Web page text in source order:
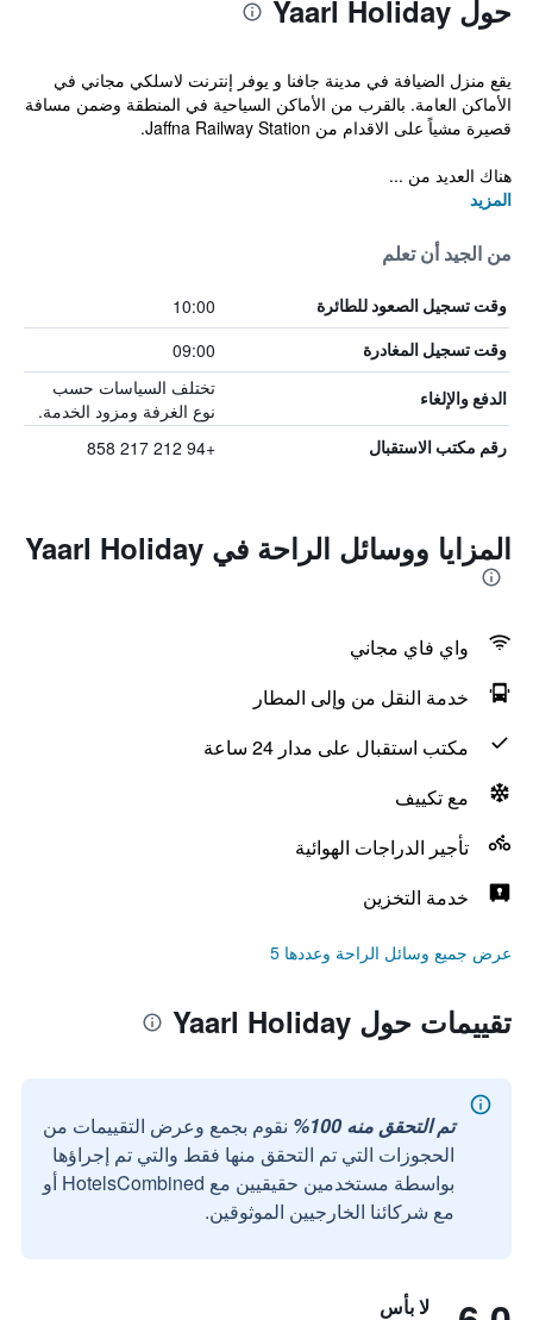
حول Yaarl Holiday
يقع منزل الضيافة في مدينة جافنا و يوفر إنترنت لاسلكي مجاني في
الأماكن العامة. بالقرب من الأماكن السياحية في المنطقة وضمن مسافة
قصيرة مشياً على الاقدام من Jaffna Railway Station.
هناك العديد من ...
المزيد
من الجيد أن تعلم
وقت تسجيل الصعود للطائرة 10:00
وقت تسجيل المغادرة 09:00
الدفع والإلغاء
تختلف السياسات حسب
نوع الغرفة ومزود الخدمة.
رقم مكتب الاستقبال +94 212 217 858
المزايا ووسائل الراحة في Yaarl Holiday
واي فاي مجاني
خدمة النقل من وإلى المطار
مكتب استقبال على مدار 24 ساعة
مع تكييف
تأجير الدراجات الهوائية
خدمة التخزين
عرض جميع وسائل الراحة وعددها 5
تقييمات حول Yaarl Holiday
تم التحقق منه 100%
نقوم بجمع وعرض التقييمات من
الحجوزات التي تم التحقق منها فقط والتي تم إجراؤها
بواسطة مستخدمين حقيقيين مع HotelsCombined أو
مع شركائنا الخارجيين الموثوقين.
لا بأس